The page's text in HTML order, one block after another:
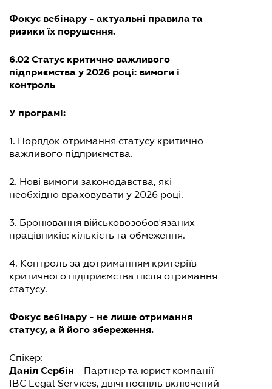
Фокус вебінару - актуальні правила та
ризики їх порушення.
6.02 Статус критично важливого
підприємства у 2026 році: вимоги і
контроль
У програмі:
1. Порядок отримання статусу критично
важливого підприємства.
2. Нові вимоги законодавства, які
необхідно враховувати у 2026 році.
3. Бронювання військовозобов'язаних
працівників: кількість та обмеження.
4. Контроль за дотриманням критеріїв
критичного підприємства після отримання
статусу.
Фокус вебінару - не лише отримання
статусу, а й його збереження.
Спікер:
Даніл Сербін - Партнер та юрист компанії
IBC Legal Services, двічі поспіль включений